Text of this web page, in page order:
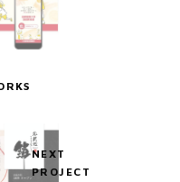
NEXT
PROJECT